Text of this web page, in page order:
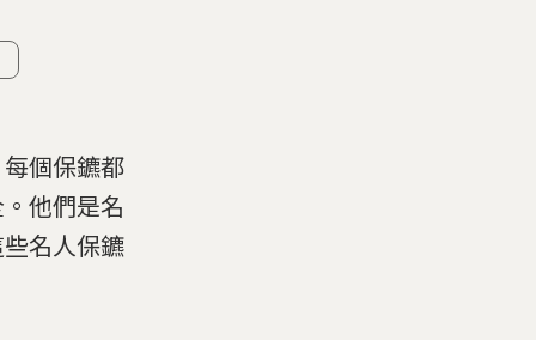
個保鑣都
他們是名
名人保鑣